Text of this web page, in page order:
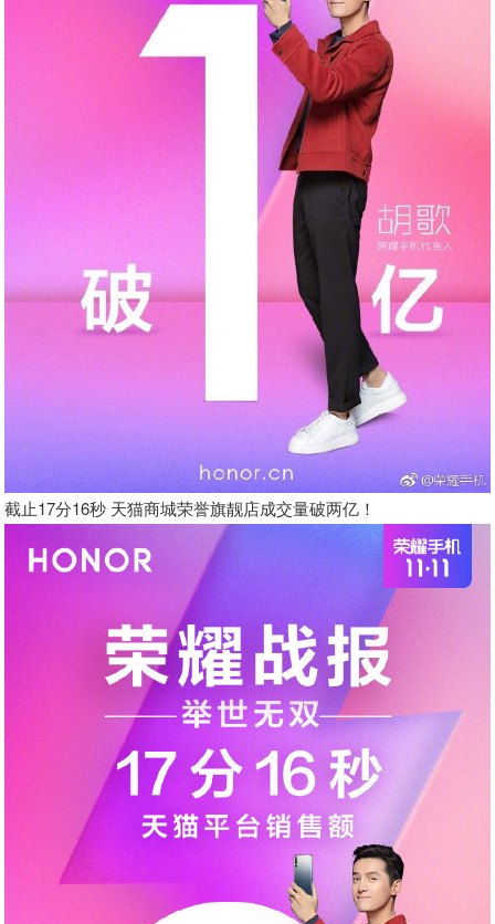
截止17分16秒 天猫商城荣誉旗靓店成交量破两亿！